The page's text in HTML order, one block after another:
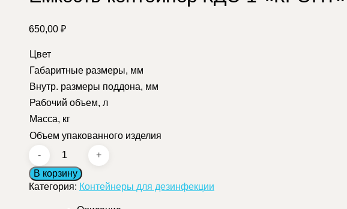
650,00 ₽
Цвет
Габаритные размеры, мм
Внутр. размеры поддона, мм
Рабочий объем, л
Масса, кг
Объем упакованного изделия
Количество
Емкость-
контейнер
В корзину
Категория: Контейнеры для дезинфекции